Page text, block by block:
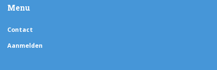
Menu
Contact
Aanmelden